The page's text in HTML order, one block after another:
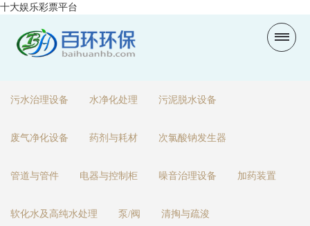
十大娱乐彩票平台
污水治理设备 水净化处理 污泥脱水设备
废气净化设备 药剂与耗材 次氯酸钠发生器
管道与管件 电器与控制柜 噪音治理设备 加药装置
软化水及高纯水处理 泵/阀 清掏与疏浚